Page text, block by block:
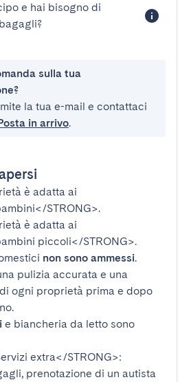
e hai bisogno di
sulla tua
la tua e-mail e contattaci
in arrivo.
è adatta ai
STRONG>.
è adatta ai
piccoli</STRONG>.
non sono ammessi.
pulizia accurata e una
ogni proprietà prima e dopo
e biancheria da letto sono
extra</STRONG>:
prenotazione di un autista